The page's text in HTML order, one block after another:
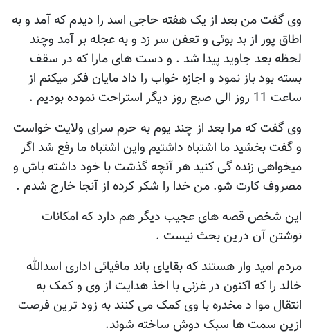
وی گفت من بعد از یک هفته حاجی اسد را دیدم که آمد و به
اطاق پور از بد بوئی و تعفن سر زد و به عجله بر آمد وچند
لحظه بعد جاوید پیدا شد . و دست های مارا که در سقف
بسته بود باز نمود و اجازه خواب را داد مایان فکر میکنم از
ساعت 11 روز الی صبع روز دیگر استراحت نموده بودیم .
وی گفت که مرا بعد از چند یوم به حرم سرای ولایت خواست
و گفت بخشید ما اشتباه داشتیم واین اشتباه ما رفع شد اگر
میخواهی زنده گی کنید هر آنچه گذشت با خود داشته باش و
مصروف کارت شو. من خدا را شکر کرده از آنجا خارج شدم .
این شخص قصه های عجیب دیگر هم دارد که امکانات
نوشتن آن درین بحث نیست .
مردم امید وار هستند که بقایای باند مافیائی اداری اسدالله
خالد را که اکنون در غزنی با اخذ هدایت از وی و کمک به
انتقال موا د مخدره با وی کمک می کنند به زود ترین فرصت
ازین سمت ها سبک دوش ساخته شوند.